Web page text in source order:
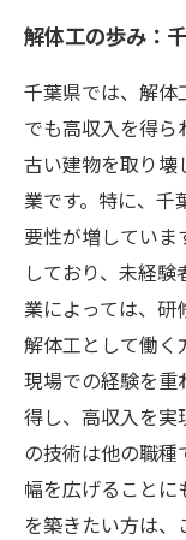
解体工の歩み：
千葉県では、解体
でも高収入を得ら
古い建物を取り壊
業です。特に、千
要性が増していま
しており、未経
業によっては、研
解体工として働く
現場での経験を重
得し、高収入を実
の技術は他の職
幅を広げることに
を築きたい方は